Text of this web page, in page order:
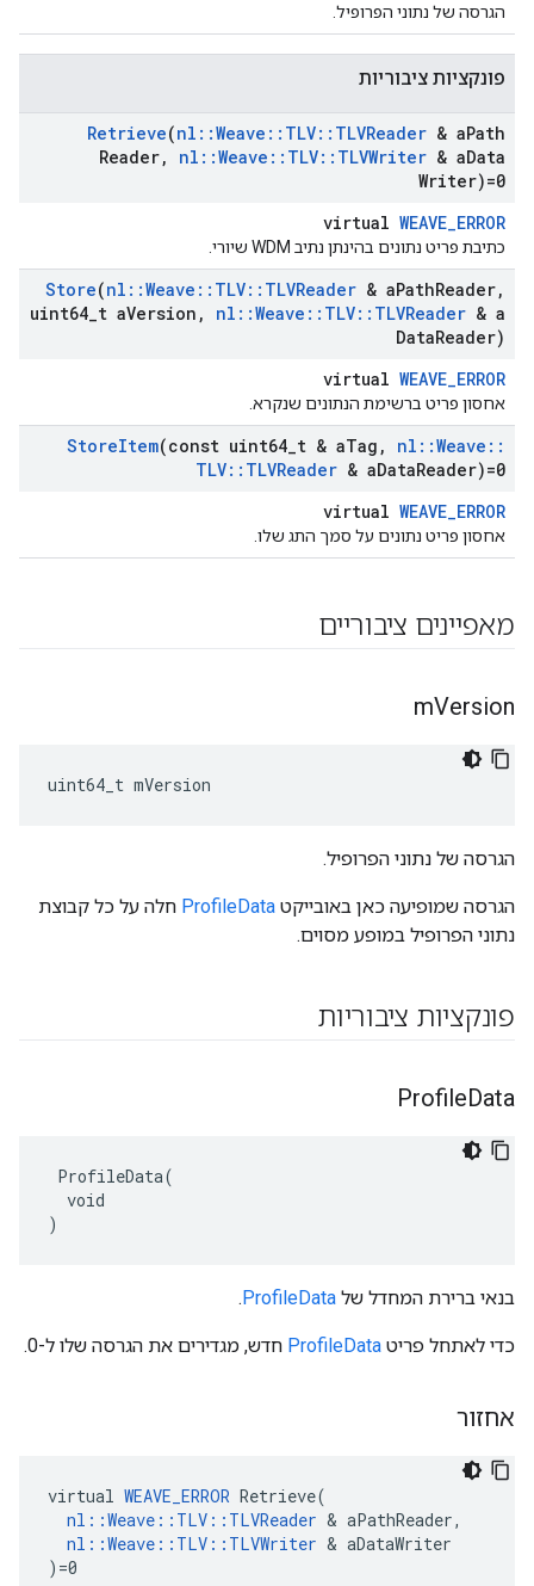
הגרסה של נתוני הפרופיל.
פונקציות ציבוריות
Retrieve(nl ::Weave :: TLV:: TLVReader & aPath
Reader, nl ::Weave :: TLV:: TLVWriter & aData
Writer)=0
virtual WEAVE_ERROR
כתיבת פריט נתונים בהינתן נתיב WDM שיורי.
Store(nl ::Weave :: TLV:: TLVReader & aPathReader,
uint64 t aVersion , nl ::Weave :: TLV:: TLVReader & a
DataReader)
virtual WEAVE_ERROR
אחסון פריט ברשימת הנתונים שנקרא.
StoreItem(const uint64 t & aTag , nl ::Weave ::
TLV:: TLVReader & aDataReader)=0
virtual WEAVE_ERROR
אחסון פריט נתונים על סמך התג שלו.
מאפיינים ציבוריים
mVersion
uint64_t mVersion
הגרסה של נתוני הפרופיל.
הגרסה שמופיעה כאן באובייקט ProfileData חלה על כל קבוצת
נתוני הפרופיל במופע מסוים.
פונקציות ציבוריות
ProfileData
ProfileData(
  void
)
בנאי ברירת המחדל של ProfileData
.
כדי לאתחל פריט ProfileData חדש, מגדירים את הגרסה שלו ל-0.
אחזור
virtual WEAVE_ERROR Retrieve(
nl::Weave::TLV::TLVReader & aPathReader,
nl::Weave::TLV::TLVWriter & aDataWriter
)=0